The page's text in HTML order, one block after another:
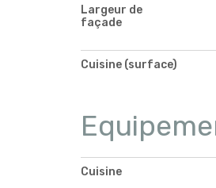
Largeur de
façade
Cuisine (surface)
Cuisine